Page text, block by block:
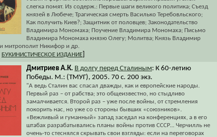
слегка помят. Из содерж.: Первые шаги великого политика; Съезд
князей в Любече; Трагическая смерть Василько Теребовльского;
Как получить Киев?; Защитник от половцев; Законодательство
Владимира Мономаха; Поучение Владимира Мономаха; Письмо
Владимира Мономаха князю Олегу; Молитва; Князь Владимир
митрополит Никифор и др.
БУКИНИСТИЧЕСКОЕ ИЗДАНИЕ
Дмитриев А.К. В долгу перед Сталиным: К 60-летию
Победы. М.: (ТМУГ), 2005. 70 с. 200 экз.
"А ведь Сталин вас спасал дважды, как и европейские народы.
Первый раз – от рабства; это общеизвестно, но стыдливо
замалчивается. Второй раз – уже после войны, от стремления
покорить нас, но уже со стороны бывших «союзников».
«Вежливый и гуманный» запад заседал на конференциях, а в его
штабах разрабатывались планы войны против СССР... Черчилль не
очень-то стеснялся скрывать свои взгляды: если на переговорах